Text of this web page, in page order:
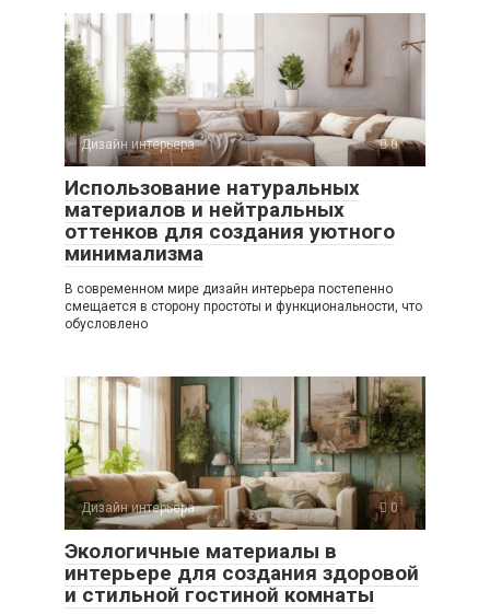
Дизайн интерьера 0
Использование натуральных
материалов и нейтральных
оттенков для создания уютного
минимализма
В современном мире дизайн интерьера постепенно
смещается в сторону простоты и функциональности, что
обусловлено
Дизайн интерьера 0
Экологичные материалы в
интерьере для создания здоровой
и стильной гостиной комнаты